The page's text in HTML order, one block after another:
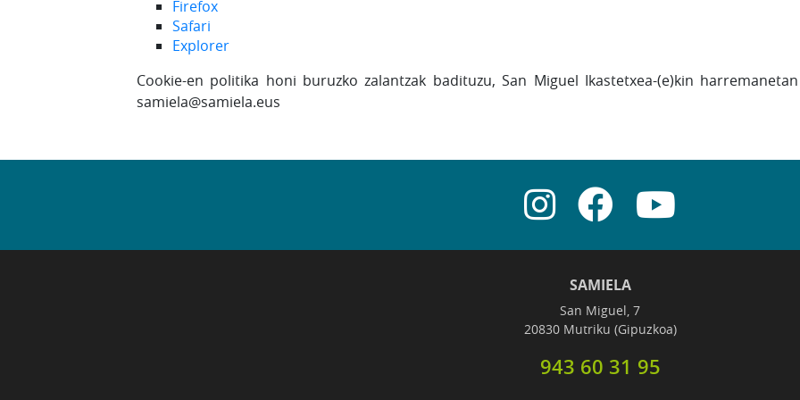
Firefox
Safari
Explorer
Cookie-en politika honi buruzko zalantzak badituzu, San Miguel Ikastetxea-(e)kin
samiela@samiela.eus
SAMIELA
San Miguel, 7
20830 Mutriku (Gipuzkoa)
943 60 31 95